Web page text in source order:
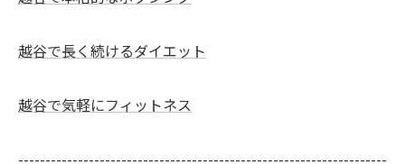
越谷で長く続けるダイエット
越谷で気軽にフィットネス
--------------------------------------------------------------------